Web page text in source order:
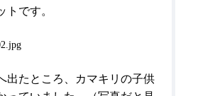
トです。
出たところ、カマキリの子供